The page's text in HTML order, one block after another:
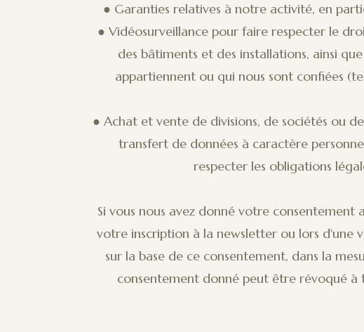
● Garanties relatives à notre activité, en
● Vidéosurveillance pour faire respecter le
des bâtiments et des installations, ainsi
appartiennent ou qui nous sont confiées
● Achat et vente de divisions, de sociétés ou
transfert de données à caractère
respecter les obligations
Si vous nous avez donné votre
votre inscription à la newsletter ou lors d'une
sur la base de ce consentement, dans la
consentement donné peut être révoqué à